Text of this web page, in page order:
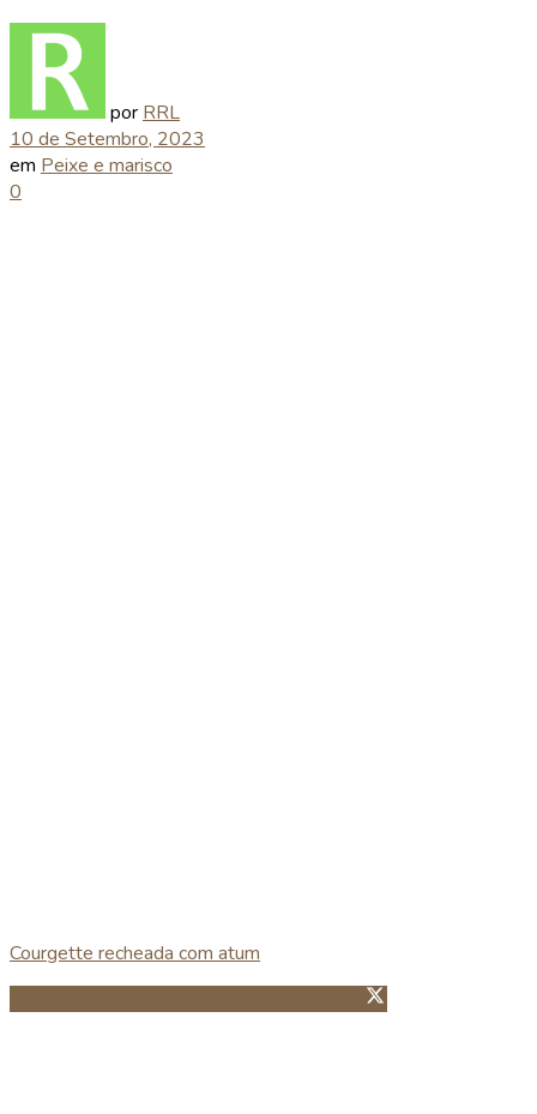
por RRL
10 de Setembro, 2023
em Peixe e marisco
0
Courgette recheada com atum
Guardar no Pinterest